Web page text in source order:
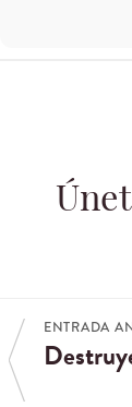
ENTRADA